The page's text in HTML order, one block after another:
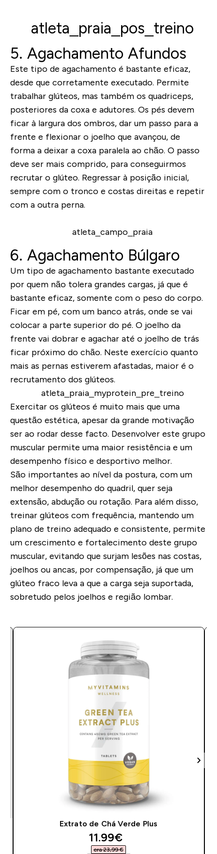
5. Agachamento Afundos
Este tipo de agachamento é bastante eficaz,
desde que corretamente executado. Permite
trabalhar glúteos, mas também os quadriceps,
posteriores da coxa e adutores. Os pés devem
ficar à largura dos ombros, dar um passo para a
frente e flexionar o joelho que avançou, de
forma a deixar a coxa paralela ao chão. O passo
deve ser mais comprido, para conseguirmos
recrutar o glúteo. Regressar à posição inicial,
sempre com o tronco e costas direitas e repetir
com a outra perna.
6. Agachamento Búlgaro
Um tipo de agachamento bastante executado
por quem não tolera grandes cargas, já que é
bastante eficaz,somente com o peso do corpo.
Ficar em pé, com um banco atrás, onde se vai
colocar a parte superior do pé. O joelho da
frente vai dobrar e agachar até o joelho de trás
ficar próximo do chão. Neste exercício quanto
mais as pernas estiverem afastadas, maior é o
recrutamento dos glúteos.
Exercitar os glúteos é muito mais que uma
questão estética, apesar da grande motivação
ser ao rodar desse facto. Desenvolver este grupo
muscular permite uma maior resistência e um
desempenho físico e desportivo melhor.
São importantes ao nível da postura, com um
melhor desempenho do quadril, quer seja
extensão, abdução ou rotação. Para além disso,
treinar glúteos com frequência, mantendo um
plano de treino adequado e consistente, permite
um crescimento e fortalecimento deste grupo
muscular, evitando que surjam lesões nas costas,
joelhos ou ancas, por compensação, já que um
glúteo fraco leva a que a carga seja suportada,
sobretudo pelos joelhos e região lombar.
Extrato de Chá Verde Plus
discounted price
11.99€‎
era 23,99 €‎